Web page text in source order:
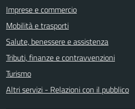
Imprese e commercio
Mobilità e trasporti
Salute, benessere e assistenza
Tributi, finanze e contravvenzioni
Turismo
Altri servizi - Relazioni con il pubblico